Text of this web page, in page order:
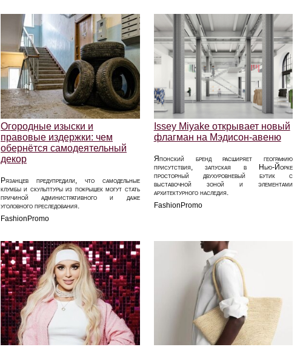
Огородные изыски и
правовые издержки: чем
обернётся самодеятельный
декор
Рязанцев предупредили, что самодельные
клумбы и скульптуры из покрышек могут стать
причиной административного и даже
уголовного преследования.
FashionPromo
Issey Miyake открывает новый
флагман на Мэдисон-авеню
Японский бренд расширяет географию
присутствия, запуская в Нью-Йорке
просторный двухуровневый бутик с
выставочной зоной и элементами
архитектурного наследия.
FashionPromo